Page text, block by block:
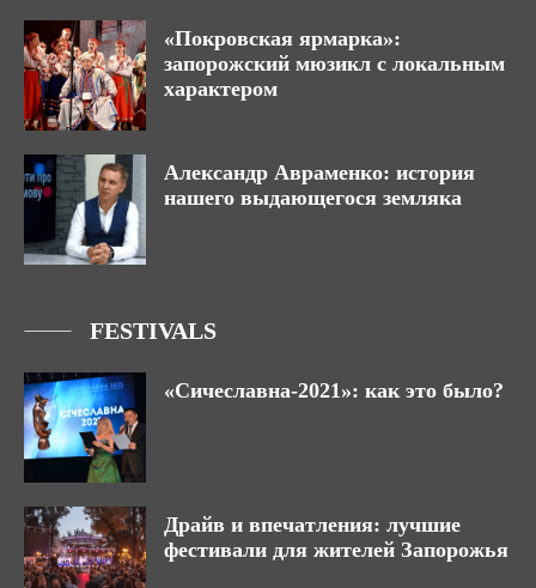
«Покровская ярмарка»:
запорожский мюзикл с локальным
характером
Александр Авраменко: история
нашего выдающегося земляка
FESTIVALS
«Сичеславна-2021»: как это было?
Драйв и впечатления: лучшие
фестивали для жителей Запорожья